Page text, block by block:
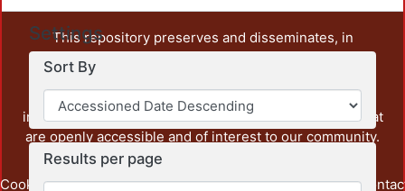
Settings
Sort By
Results per page
This repository preserves and disseminates, in
unrestricted open access, the teaching and research
output of UAM Azcapotzalco. It also includes some
administrative and graphic documents from the
institution, as well as content from other institutions that
are openly accessible and of interest to our community.
Cookie Privacy End User Send